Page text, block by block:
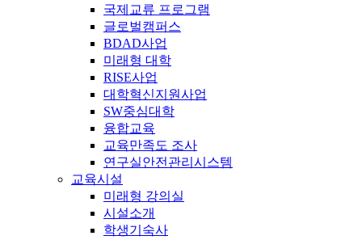
국제교류 프로그램
글로벌캠퍼스
BDAD사업
미래형 대학
RISE사업
대학혁신지원사업
SW중심대학
융합교육
교육만족도 조사
연구실안전관리시스템
교육시설
미래형 강의실
시설소개
학생기숙사